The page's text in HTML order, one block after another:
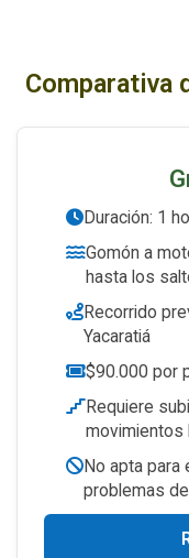
Comparativa
Duración: 1
Gomón a
hasta los
Recorrido
Yacaratiá
$90.000 por
Requiere
movimientos
No apta para
problemas